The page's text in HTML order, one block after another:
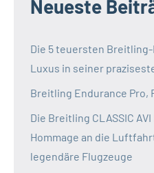
Neueste
Die 5 teuersten
Luxus in seiner
Breitling Endurance Pro,
Die Breitling CLASSIC
Hommage an die
legendäre Flugzeuge